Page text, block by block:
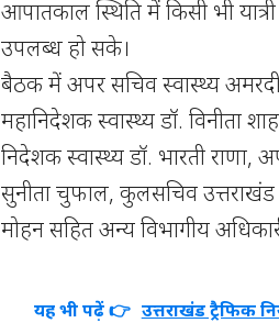
आपातकाल स्थिति में किसी भी
उपलब्ध हो सके।
बैठक में अपर सचिव स्वास्थ्य
महानिदेशक स्वास्थ्य डॉ. विनीता
निदेशक स्वास्थ्य डॉ. भारती
सुनीता चुफाल, कुलसचिव
मोहन सहित अन्य विभागीय
यह भी पढ़ें 👉 उत्तराखंड ट्रैफिक